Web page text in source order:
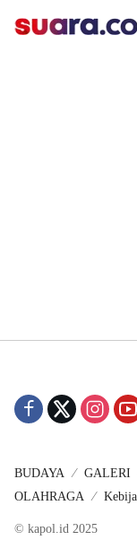
BUDAYA GALERI
OLAHRAGA
© kapol.id 2025